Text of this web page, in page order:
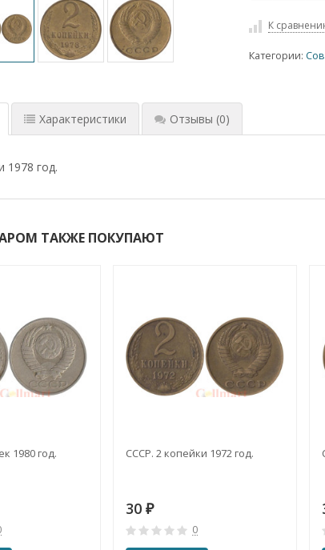
К
Категории:
Характеристики Отзывы (0)
1978 год.
ТАКЖЕ ПОКУПАЮТ
1980 год. СССР. 2 копейки 1972 год.
30 ₽
0